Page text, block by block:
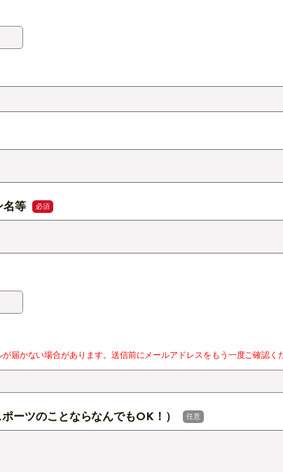
名等 必須
届かない場合があります。送信前にメールアドレスをもう一度ご確認く
ーツのことならなんでもOK！） 任意